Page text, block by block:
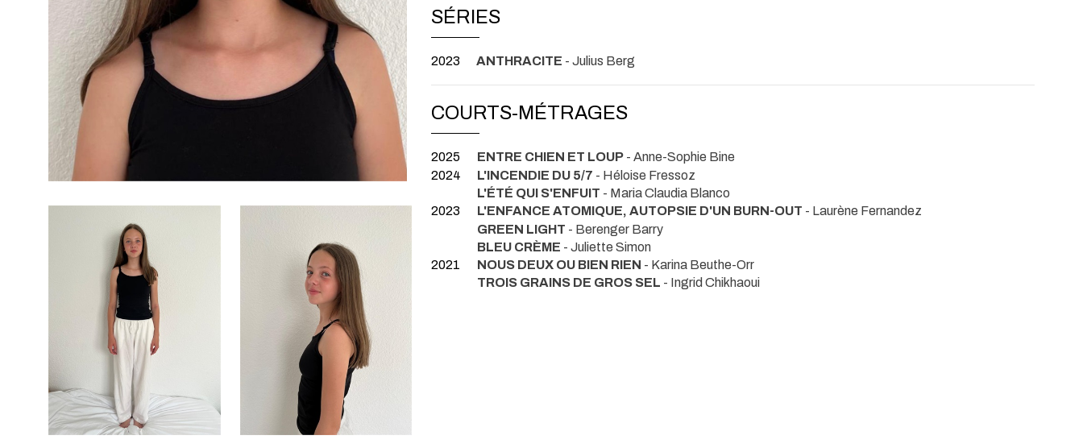
SÉRIES
2023 ANTHRACITE - Julius Berg
COURTS-MÉTRAGES
2025 ENTRE CHIEN ET LOUP - Anne-Sophie Bine
2024
L'INCENDIE DU 5/7 - Héloise Fressoz
L'ÉTÉ QUI S'ENFUIT - Maria Claudia Blanco
2023
L'ENFANCE ATOMIQUE, AUTOPSIE D'UN BURN-OUT - Laurène Fernandez
GREEN LIGHT - Berenger Barry
BLEU CRÈME - Juliette Simon
2021
NOUS DEUX OU BIEN RIEN - Karina Beuthe-Orr
TROIS GRAINS DE GROS SEL - Ingrid Chikhaoui